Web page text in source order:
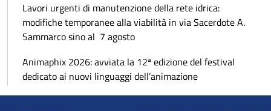
Lavori urgenti di manutenzione della rete idrica:
modifiche temporanee alla viabilità in via Sacerdote A.
Sammarco sino al 7 agosto
Animaphix 2026: avviata la 12ª edizione del festival
dedicato ai nuovi linguaggi dell’animazione